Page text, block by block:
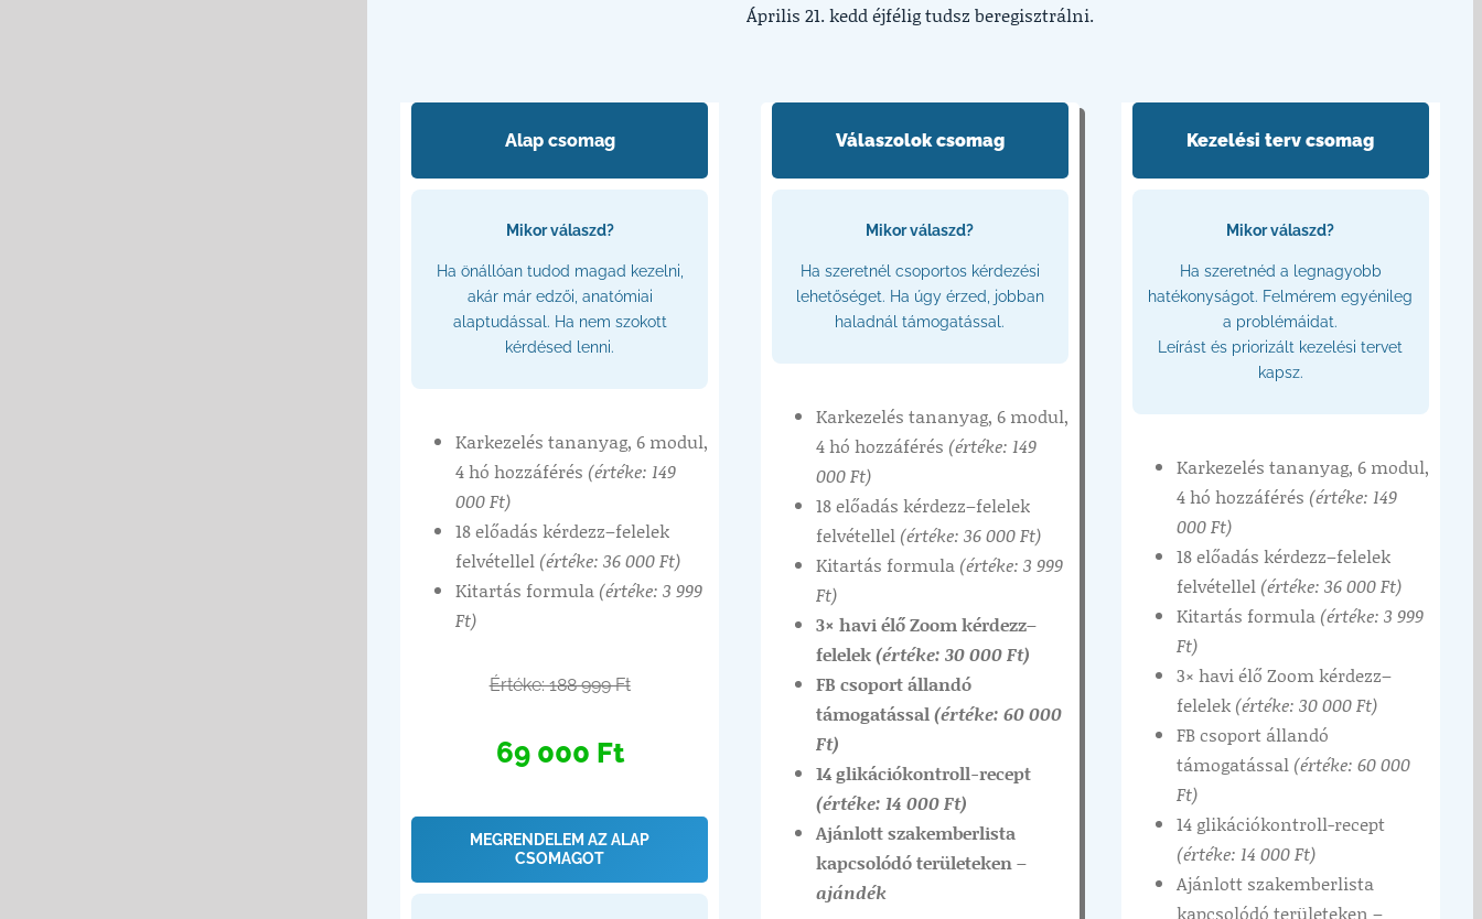
Április 21. kedd éjfélig tudsz beregisztrálni.
Alap csomag
Mikor válaszd?
Ha önállóan tudod magad kezelni,
akár már edzői, anatómiai
alaptudással. Ha nem szokott
kérdésed lenni.
Karkezelés tananyag, 6 modul,
4 hó hozzáférés (értéke: 149
000 Ft)
18 előadás kérdezz–felelek
felvétellel (értéke: 36 000 Ft)
Kitartás formula (értéke: 3 999
Ft)
Értéke: 188 999 Ft
69 000 Ft
MEGRENDELEM AZ ALAP
CSOMAGOT
Válaszolok csomag
Mikor válaszd?
Ha szeretnél csoportos kérdezési
lehetőséget. Ha úgy érzed, jobban
haladnál támogatással.
Karkezelés tananyag, 6 modul,
4 hó hozzáférés (értéke: 149
000 Ft)
18 előadás kérdezz–felelek
felvétellel (értéke: 36 000 Ft)
Kitartás formula (értéke: 3 999
Ft)
3× havi élő Zoom kérdezz–
felelek(értéke: 30 000 Ft)
FB csoport állandó
támogatással(értéke: 60 000
Ft)
14 glikációkontroll-recept
(értéke: 14 000 Ft)
Ajánlott szakemberlista
kapcsolódó területeken –
ajándék
Kezelési terv csomag
Mikor válaszd?
Ha szeretnéd a legnagyobb
hatékonyságot. Felmérem egyénileg
a problémáidat.
Leírást és priorizált kezelési tervet
kapsz.
Karkezelés tananyag, 6 modul,
4 hó hozzáférés (értéke: 149
000 Ft)
18 előadás kérdezz–felelek
felvétellel (értéke: 36 000 Ft)
Kitartás formula (értéke: 3 999
Ft)
3× havi élő Zoom kérdezz–
felelek (értéke: 30 000 Ft)
FB csoport állandó
támogatással (értéke: 60 000
Ft)
14 glikációkontroll-recept
(értéke: 14 000 Ft)
Ajánlott szakemberlista
kapcsolódó területeken –